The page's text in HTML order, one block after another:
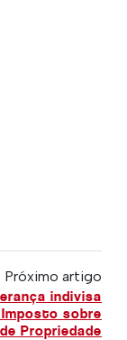
Próximo artigo
indivisa
sobre
Propriedade